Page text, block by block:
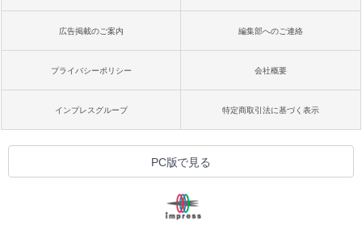
広告掲載のご案内 編集部へのご連絡
プライバシーポリシー 会社概要
インプレスグループ 特定商取引法に基づく表示
PC版で見る